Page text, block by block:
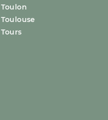
Toulon
Toulouse
Tours